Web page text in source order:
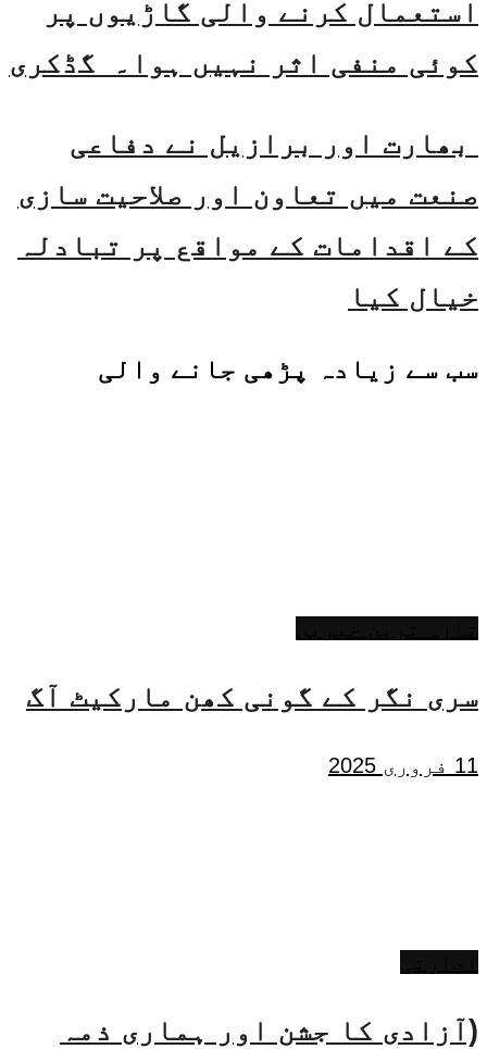
استعمال کرنے والی گاڑیوں پر
کوئی منفی اثر نہیں ہوا۔ گڈکری
بھارت اور برازیل نے دفاعی
صنعت میں تعاون اور صلاحیت سازی
کے اقدامات کے مواقع پر تبادلہ
خیال کیا
سب سے زیادہ پڑھی جانے والی
سری نگر کے گونی کھن مارکیٹ آگ
11 فروری 2025
(آزادی کا جشن اور ہماری ذمہ